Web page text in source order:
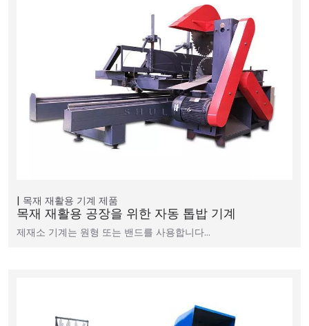
목재 재활용 기계 제품
목재 재활용 공장을 위한 자동 톱밥 기계
제재소 기계는 원형 또는 밴드를 사용합니다…